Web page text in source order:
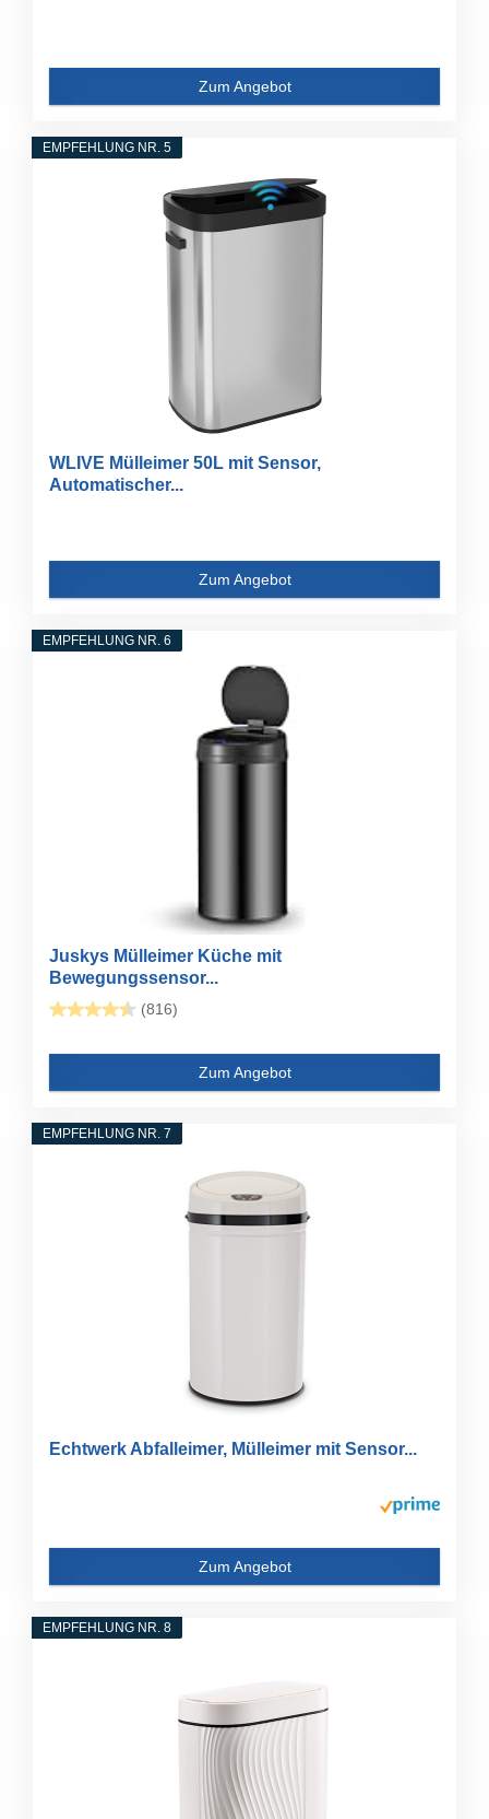
Zum Angebot
EMPFEHLUNG NR. 5
WLIVE Mülleimer 50L mit Sensor,
Automatischer...
Zum Angebot
EMPFEHLUNG NR. 6
Juskys Mülleimer Küche mit
Bewegungssensor...
(816)
Zum Angebot
EMPFEHLUNG NR. 7
Echtwerk Abfalleimer, Mülleimer mit Sensor...
Zum Angebot
EMPFEHLUNG NR. 8